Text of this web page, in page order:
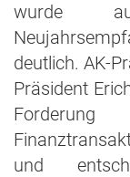
wurde
deutlich. AK-
Präsident
und